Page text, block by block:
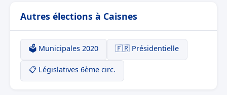
Autres élections à Caisnes
🗳️ Municipales 2020 🇫🇷 Présidentielle
📋 Législatives 6ème circ.